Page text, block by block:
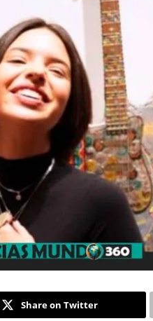
Share on Twitter